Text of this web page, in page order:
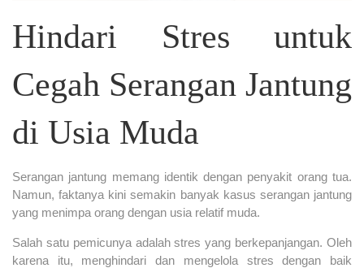
Hindari Stres untuk
Cegah Serangan Jantung
di Usia Muda
Serangan jantung memang identik dengan penyakit orang tua.
Namun, faktanya kini semakin banyak kasus serangan jantung
yang menimpa orang dengan usia relatif muda.
Salah satu pemicunya adalah stres yang berkepanjangan. Oleh
karena itu, menghindari dan mengelola stres dengan baik